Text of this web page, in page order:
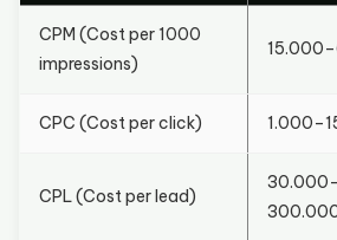
CPM (Cost per 1000
impressions)
CPC (Cost per click)
CPL (Cost per lead)
30.000–